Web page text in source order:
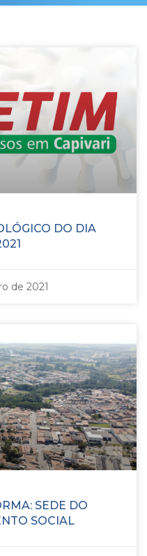
DO DIA
de 2021
SEDE DO
SOCIAL